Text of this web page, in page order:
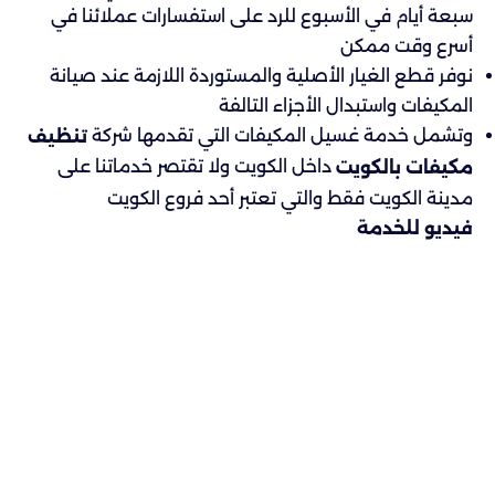
سبعة أيام في الأسبوع للرد على استفسارات عملائنا في
أسرع وقت ممكن
نوفر قطع الغيار الأصلية والمستوردة اللازمة عند صيانة
المكيفات واستبدال الأجزاء التالفة
وتشمل خدمة غسيل المكيفات التي تقدمها شركةتنظيف
مكيفات بالكويت داخل الكويت ولا تقتصر خدماتنا على
مدينة الكويت فقط والتي تعتبر أحد فروع الكويت
فيديو للخدمة